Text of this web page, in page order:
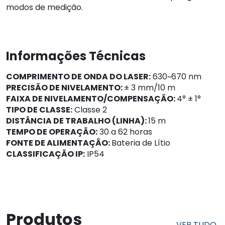
modos de medição.
Informações Técnicas
COMPRIMENTO DE ONDA DO LASER:630~670 nm
PRECISÃO DE NIVELAMENTO:± 3 mm/10 m
FAIXA DE NIVELAMENTO/COMPENSAÇÃO:4° ± 1°
TIPO DE CLASSE:Classe 2
DISTÂNCIA DE TRABALHO (LINHA):15 m
TEMPO DE OPERAÇÃO:30 a 62 horas
FONTE DE ALIMENTAÇÃO:Bateria de Lítio
CLASSIFICAÇÃO IP: IP54
Produtos